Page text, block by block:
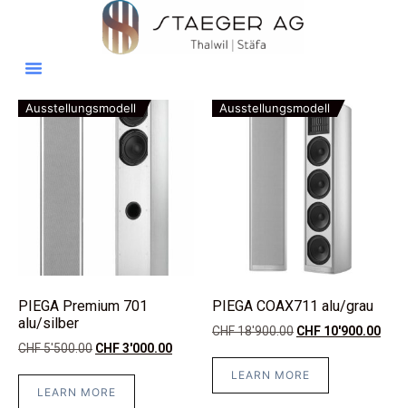
Ausstellungsmodell
PIEGA Premium 701
alu/silber
CHF5'500.00 CHF3'000.00
LEARN MORE
Ausstellungsmodell
PIEGA COAX711 alu/grau
CHF18'900.00 CHF 10'900.00
LEARN MORE